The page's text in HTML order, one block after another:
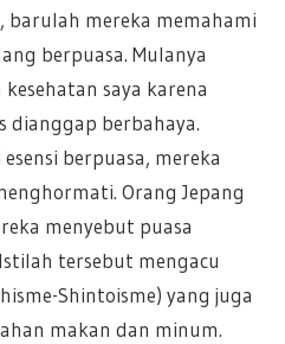
mereka memahami
berpuasa. Mulanya
saya karena
dianggap berbahaya.
berpuasa, mereka
Orang Jepang
menyebut puasa
tersebut mengacu
Shintoisme) yang juga
makan dan minum.